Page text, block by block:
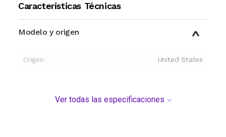
Características Técnicas
Modelo y origen
Origen United States
Ver todas las especificaciones